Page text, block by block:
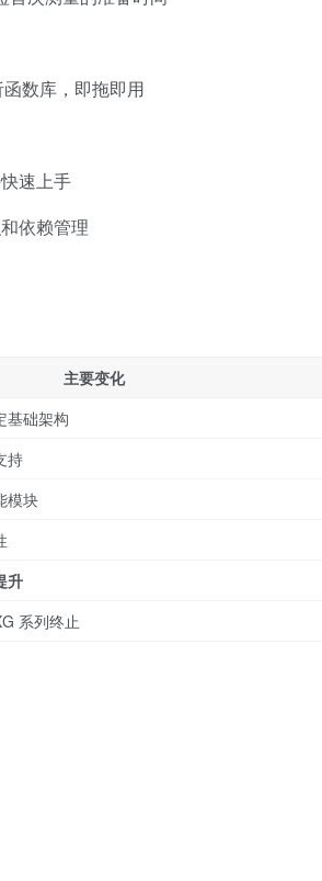
数库，即拖即用
速上手
依赖管理
主要变化
基础架构
持
模块
升
系列终止